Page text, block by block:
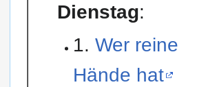
Dienstag:
1. Wer reine
Hände hat